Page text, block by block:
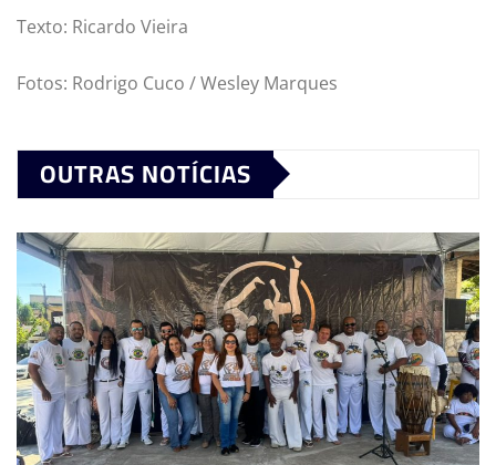
Texto: Ricardo Vieira
Fotos: Rodrigo Cuco / Wesley Marques
OUTRAS NOTÍCIAS